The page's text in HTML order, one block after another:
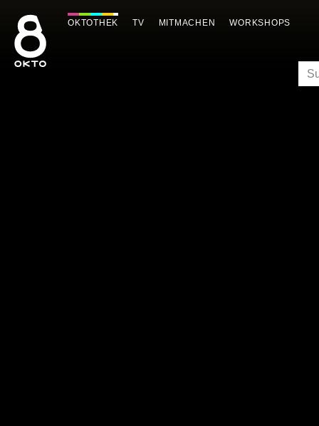
Inhalt
springen
OKTOTHEK TV MITMACHEN WORKSHOPS